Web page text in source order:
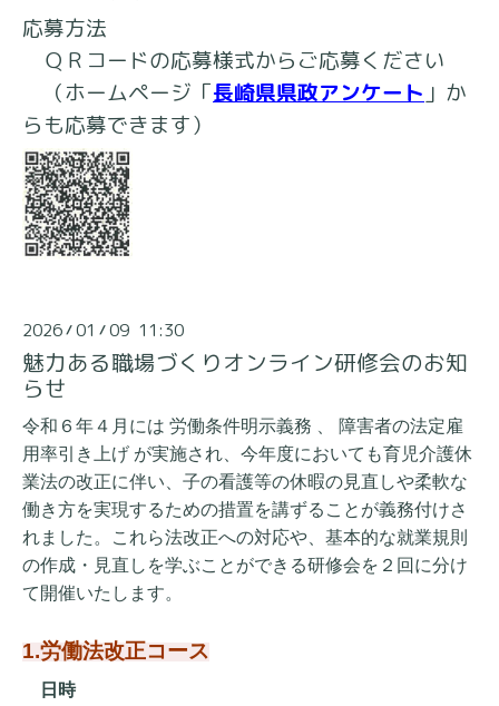
応募方法
ＱＲコードの応募様式からご応募ください
（ホームページ「長崎県県政アンケート 」か
らも応募できます）
2026/01 /09 11:30
魅力ある職場づくりオンライン研修会のお知
らせ
令和６年４月には 労働条件明示義務 、 障害者の法定雇
用率引き上げ が実施され、今年度においても育児介護休
業法の改正に伴い、子の看護等の休暇の見直しや柔軟な
働き方を実現するための措置を講ずることが義務付けさ
れました。これら法改正への対応や、基本的な就業規則
の作成・見直しを学ぶことができる研修会を２回に分け
て開催いたします。
1.労働法改正コース
日時